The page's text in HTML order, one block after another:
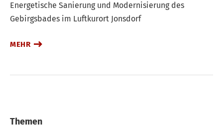
Energetische Sanierung und Modernisierung des
Gebirgsbades im Luftkurort Jonsdorf
MEHR
Themen